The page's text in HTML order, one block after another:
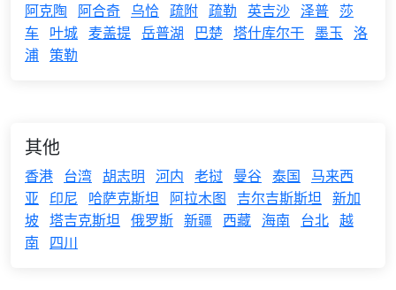
阿克陶
阿合奇 乌恰 疏附 疏勒 英吉沙 泽普 莎
车
叶城 麦盖提 岳普湖 巴楚 塔什库尔干 墨玉 洛
浦 策勒
其他
香港 台湾 胡志明 河内 老挝 曼谷 泰国
马来西
亚
印尼 哈萨克斯坦 阿拉木图 吉尔吉斯斯坦 新加
坡 塔吉克斯坦 俄罗斯 新疆 西藏 海南 台北 越
南
四川